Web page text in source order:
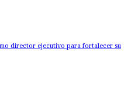
director ejecutivo para fortalecer su